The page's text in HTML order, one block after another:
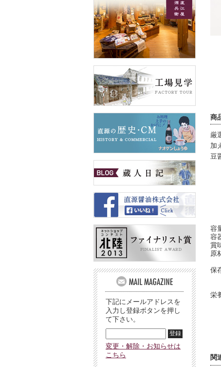
商
厳
加
豆
容
容
賞
原
保
栄
関
下記にメールアドレスを
入力し登録ボタンを押し
て下さい。
変更・解除・お知らせは
こちら